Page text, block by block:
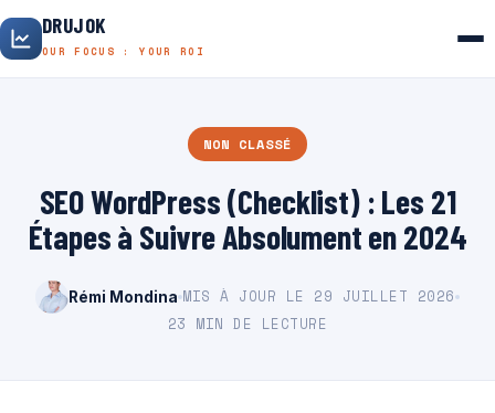
DRUJOK
OUR FOCUS : YOUR ROI
NON CLASSÉ
SEO WordPress (Checklist) : Les 21
Étapes à Suivre Absolument en 2024
Rémi Mondina MIS À JOUR LE 29 JUILLET 2026
23 MIN DE LECTURE